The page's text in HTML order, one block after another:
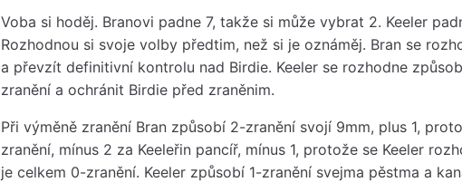
Voba si hoděj. Branovi padne 7, takže si může vybrat 2. Keeler
Rozhodnou si svoje volby předtim, než si je oznáměj. Bran se
a převzít definitivní kontrolu nad Birdie. Keeler se rozhodne
zranění a ochránit Birdie před zraněnim.
Při výměně zranění Bran způsobí 2-zranění svojí 9mm, plus 1,
zranění, mínus 2 za Keeleřin pancíř, mínus 1, protože se Keeler
je celkem 0-zranění. Keeler způsobí 1-zranění svejma pěstma a